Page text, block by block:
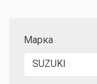
Марка
SUZUKI